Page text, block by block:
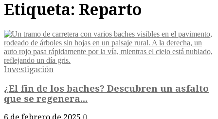
Etiqueta: Reparto
Investigación
¿El fin de los baches? Descubren un asfalto
que se regenera...